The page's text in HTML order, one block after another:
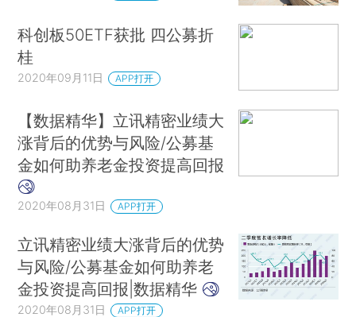
科创板50ETF获批 四公募折
桂
2020年09月11日 APP打开
【数据精华】立讯精密业绩大
涨背后的优势与风险/公募基
金如何助养老金投资提高回报
2020年08月31日 APP打开
立讯精密业绩大涨背后的优势
与风险/公募基金如何助养老
金投资提高回报|数据精华
2020年08月31日 APP打开